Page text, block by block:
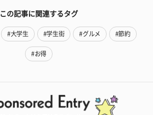
この記事に関連するタグ
#大学生 #学生街 #グルメ #節約
#お得